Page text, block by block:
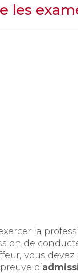
les
la
de
vous devez
d’